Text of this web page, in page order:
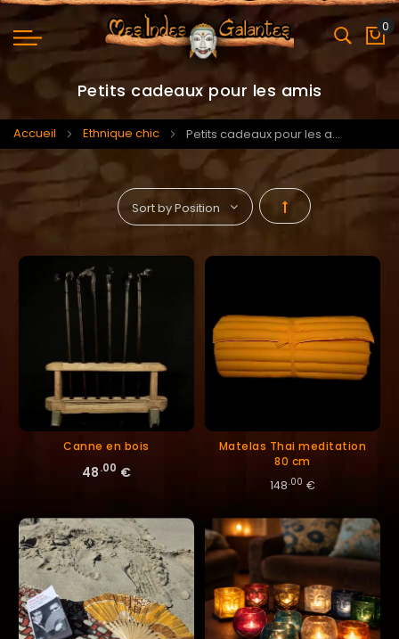
0
Petits cadeaux pour les amis
Accueil Ethnique chic Petits cadeaux pour les amis
Par
Canne en bois
48.00 €
Matelas Thai meditation
80 cm
148.00 €